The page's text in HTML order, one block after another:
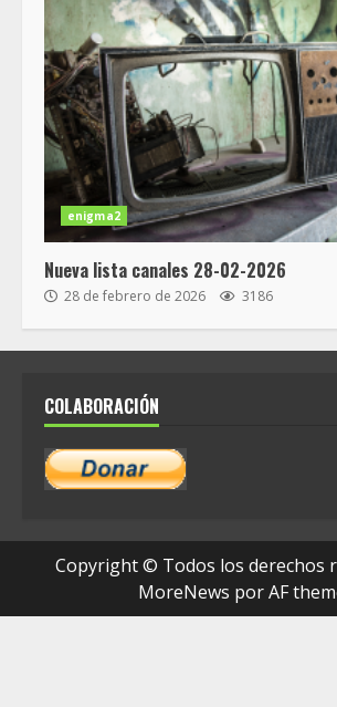
enigma2
Nueva lista canales 28-02-2026
28 de febrero de 2026 3186
COLABORACIÓN
Copyright © Todos los derechos
MoreNews por AF